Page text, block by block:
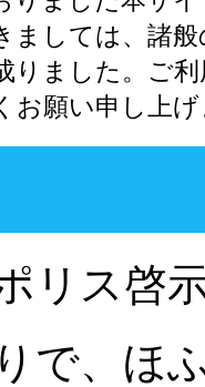
ましては、諸
りました。ご
お願い申し上
リス啓
で、ほ